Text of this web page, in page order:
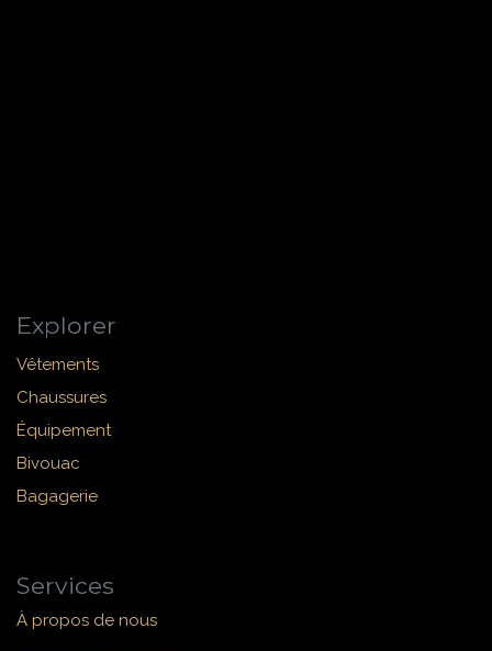
Explorer
Vêtements
Chaussures
Équipement
Bivouac
Bagagerie
Services
À propos de nous